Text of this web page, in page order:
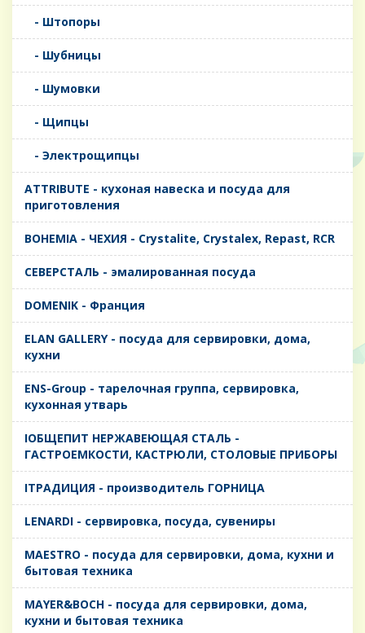
- Штопоры
- Шубницы
- Шумовки
- Щипцы
- Электрощипцы
ATTRIBUTE - кухоная навеска и посуда для
приготовления
BOHEMIA - ЧЕХИЯ - Crystalite, Crystalex, Repast, RCR
CЕВЕРСТАЛЬ - эмалированная посуда
DOMENIK - Франция
ELAN GALLERY - посуда для сервировки, дома,
кухни
ENS-Group - тарелочная группа, сервировка,
кухонная утварь
IОБЩЕПИТ НЕРЖАВЕЮЩАЯ СТАЛЬ -
ГАСТРОЕМКОСТИ, КАСТРЮЛИ, СТОЛОВЫЕ ПРИБОРЫ
IТРАДИЦИЯ - производитель ГОРНИЦА
LENARDI - сервировка, посуда, сувениры
MAESTRO - посуда для сервировки, дома, кухни и
бытовая техника
MAYER&BOCH - посуда для сервировки, дома,
кухни и бытовая техника